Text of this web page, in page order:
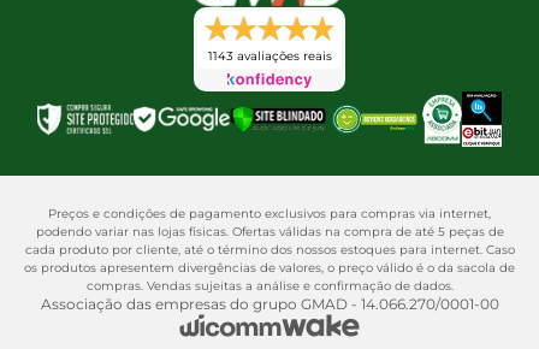
1143 avaliações reais
Preços e condições de pagamento exclusivos para compras via internet,
podendo variar nas lojas físicas. Ofertas válidas na compra de até 5 peças de
cada produto por cliente, até o término dos nossos estoques para internet. Caso
os produtos apresentem divergências de valores, o preço válido é o da sacola de
compras. Vendas sujeitas a análise e confirmação de dados.
Associação das empresas do grupo GMAD - 14.066.270/0001-00